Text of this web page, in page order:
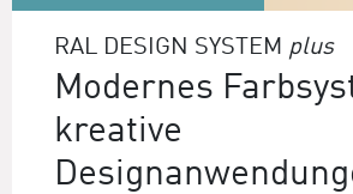
RAL DESIGN SYSTEM plus
Modernes
kreative